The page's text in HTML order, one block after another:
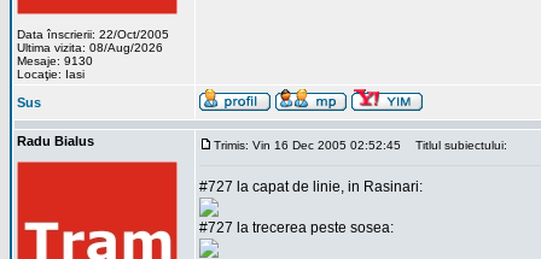
Data înscrierii: 22/Oct/2005
Ultima vizita: 08/Aug/2026
Mesaje: 9130
Locaţie: Iasi
Sus
Radu Bialus Trimis: Vin 16 Dec 2005 02:52:45 Titlul subiectului:
#727 la capat de linie, in Rasinari:
#727 la trecerea peste sosea: